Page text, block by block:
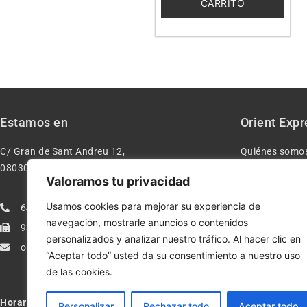
Valoramos tu privacidad
Usamos cookies para mejorar su experiencia de
navegación, mostrarle anuncios o contenidos
personalizados y analizar nuestro tráfico. Al hacer clic en
“Aceptar todo” usted da su consentimiento a nuestro uso
de las cookies.
CARRITO
Estamos en
C/ Gran de Sant Andreu 12,
08030 – Barcelona España
640277962
933113005
orientexpressmodelismo@gmail.com
Orient
Quiénes
Condiciones
Política de
Política de
Horario: Lun-Vie de 10:00-13:30 y 17:00-20:00 – Sáb de 10:00-13:30